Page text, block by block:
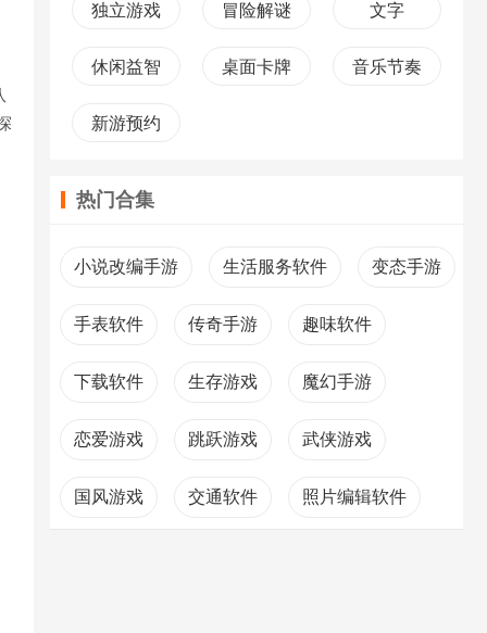
独立游戏 冒险解谜 文字
休闲益智 桌面卡牌 音乐节奏
新游预约
热门合集
小说改编手游 生活服务软件 变态手游
手表软件 传奇手游 趣味软件
下载软件 生存游戏 魔幻手游
恋爱游戏 跳跃游戏 武侠游戏
国风游戏 交通软件 照片编辑软件